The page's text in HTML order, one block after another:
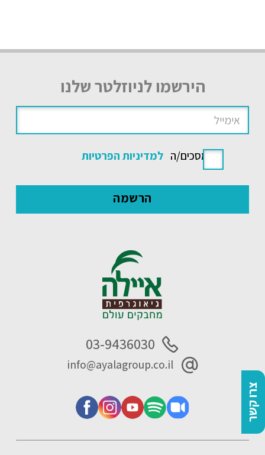
צרו קשר
הירשמו לניוזלטר שלנו
אני מסכים/ה למדיניות הפרטיות
03-9436030
info@ayalagroup.co.il